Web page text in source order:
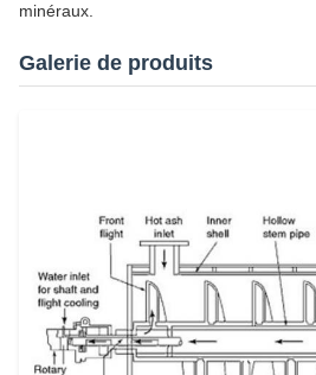
minéraux.
Galerie de produits